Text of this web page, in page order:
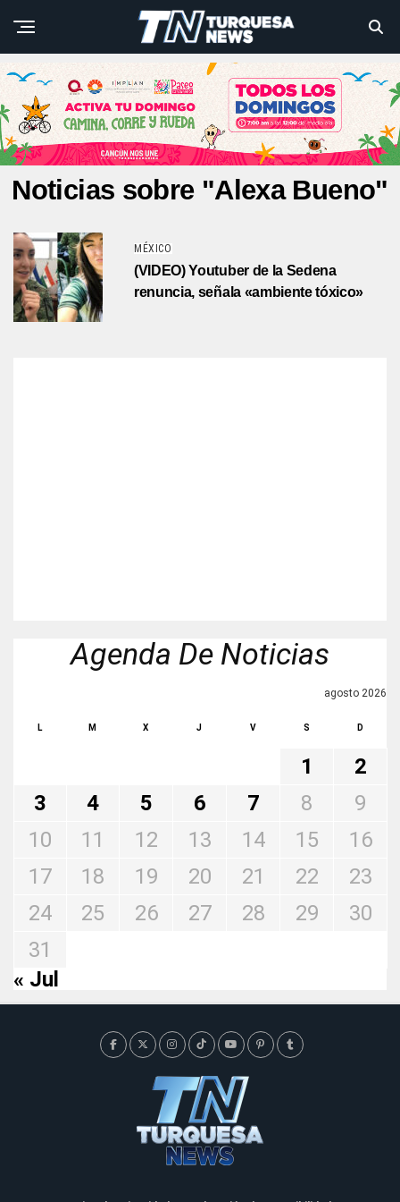
Noticias sobre "Alexa Bueno"
MÉXICO
(VIDEO) Youtuber de la Sedena
renuncia, señala «ambiente tóxico»
Agenda De Noticias
agosto 2026
L M X J V S D
1
2
3
4 5 6 7 8
9
10
11 12 13 14 15
16
17
18 19 20 21 22
23
24
25 26 27 28 29
30
31
« Jul